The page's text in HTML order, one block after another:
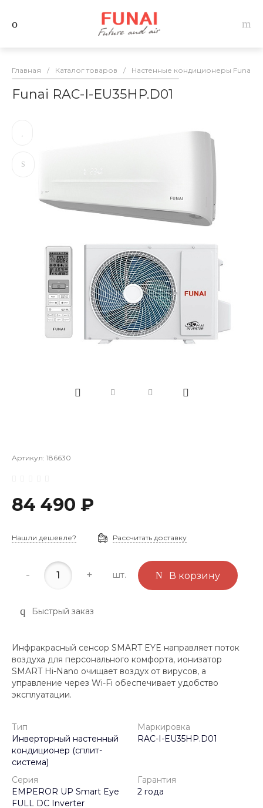
Главная / Каталог товаров / Настенные кондиционеры Funai
Funai RAC-I-EU35HP.D01
Артикул: 186630
84 490 ₽
Нашли дешевле? Рассчитать доставку
- + шт. В корзину
Быстрый заказ
Инфракрасный сенсор SMART EYE направляет поток
воздуха для персонального комфорта, ионизатор
SMART Hi-Nano очищает воздух от вирусов, а
управление через Wi-Fi обеспечивает удобство
эксплуатации.
Тип
Инверторный настенный
кондиционер (сплит-
система)
Маркировка
RAC-I-EU35HP.D01
Серия
EMPEROR UP Smart Eye
FULL DC Inverter
Гарантия
2 года